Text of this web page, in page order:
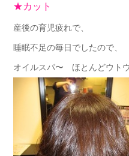
★カット
産後の育児疲れで、
睡眠不足の毎日でしたので、
オイルスパ〜 ほとんどウト